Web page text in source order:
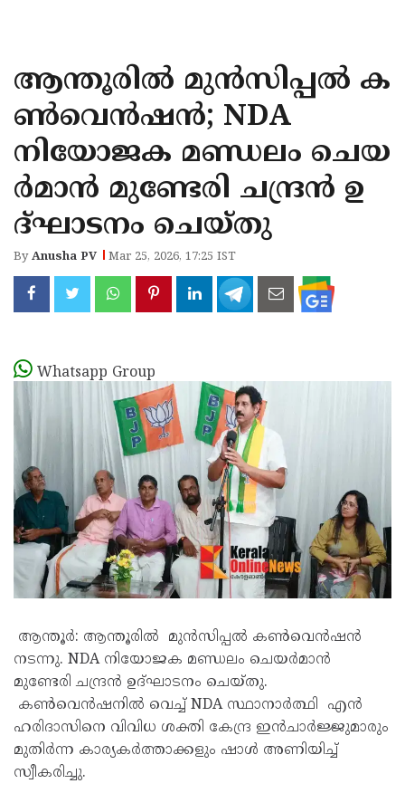
KANNUR
KASARAGOD
ആന്തൂരിൽ മുൻസിപ്പൽ ക
ൺവെൻഷൻ; NDA
നിയോജക മണ്ഡലം ചെയ
ർമാൻ മുണ്ടേരി ചന്ദ്രൻ ഉ
ദ്ഘാടനം ചെയ്തു
ByAnusha PV Mar 25, 2026, 17:25 IST
Whatsapp Group
ആന്തൂർ: ആന്തൂരിൽ മുൻസിപ്പൽ കൺവെൻഷൻ
നടന്നു. NDA നിയോജക മണ്ഡലം ചെയർമാൻ
മുണ്ടേരി ചന്ദ്രൻ ഉദ്ഘാടനം ചെയ്തു.
കൺവെൻഷനിൽ വെച്ച് NDA സ്ഥാനാർത്ഥി എൻ
ഹരിദാസിനെ വിവിധ ശക്തി കേന്ദ്ര ഇൻചാർജ്ജുമാരും
മുതിർന്ന കാര്യകർത്താക്കളും ഷാൾ അണിയിച്ച്
സ്വീകരിച്ചു.